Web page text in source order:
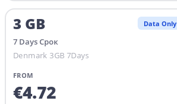
3 GB Data Only
7 DaysСрок
Denmark 3GB 7Days
FROM
€4.72